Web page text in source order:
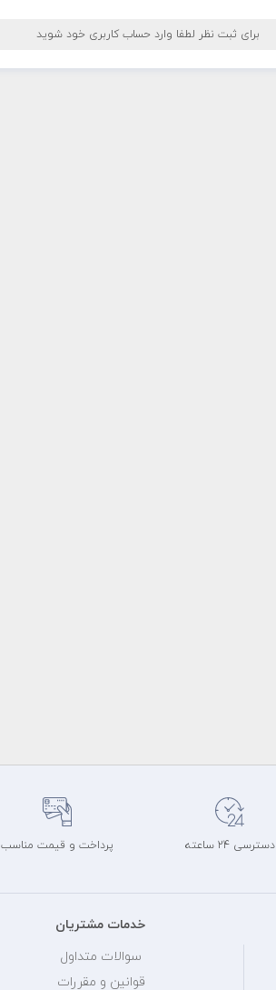
برای ثبت نظر لطفا وارد حساب کاربری خود شوید
دسترسی 24 ساعته پرداخت و قیمت مناسب
خدمات مشتریان
سوالات متداول
قوانین و مقررات